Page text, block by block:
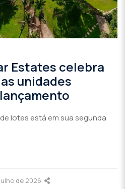
Estates celebra
unidades
lotes está em sua segunda
de 2026